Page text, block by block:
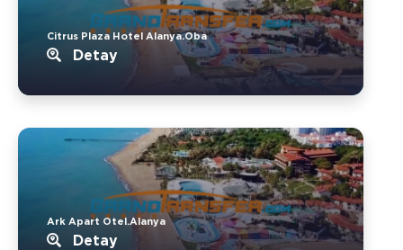
Citrus Plaza Hotel Alanya.Oba
Detay
Ark Apart Otel.Alanya
Detay